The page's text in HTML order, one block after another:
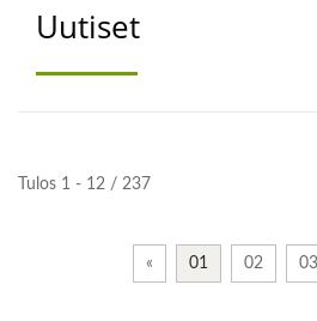
Uutiset
Tulos 1 - 12 / 237
« 01 02 03